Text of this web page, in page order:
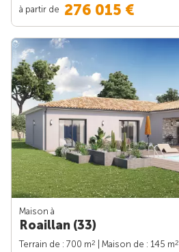
à partir de 276 015 €
Maison à
Roaillan (33)
Terrain de : 700 m2 | Maison de : 145 m2